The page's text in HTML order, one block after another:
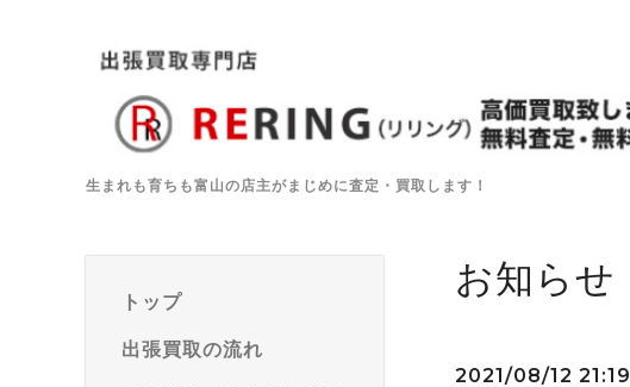
生まれも育ちも富山の店主がまじめに査定・買取します！
トップ
出張買取の流れ
お知らせ
2021/08/12 21:19